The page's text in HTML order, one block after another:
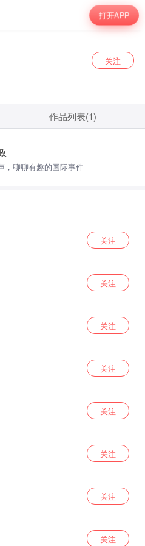
打开APP
关注
作品列表(1)
，聊聊有趣的国际事件
关注
关注
关注
关注
关注
关注
关注
关注